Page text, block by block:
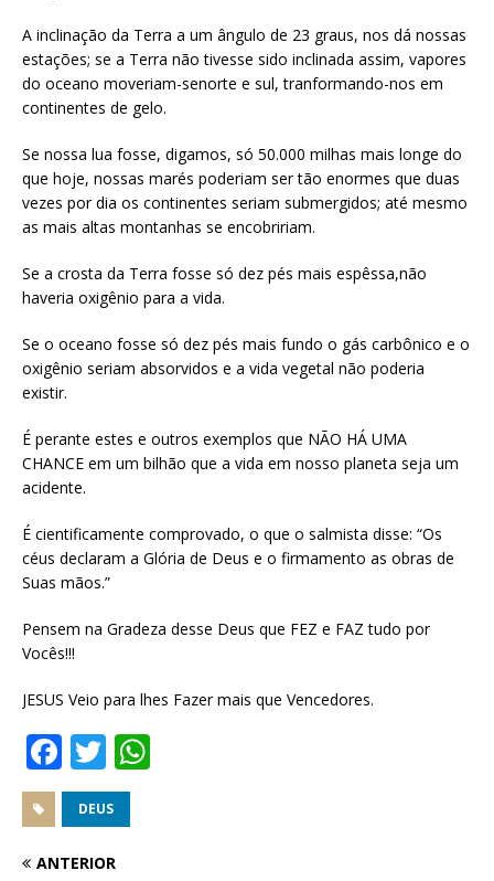
A inclinação da Terra a um ângulo de 23 graus, nos dá nossas
estações; se a Terra não tivesse sido inclinada assim, vapores
do oceano moveriam-senorte e sul, tranformando-nos em
continentes de gelo.
Se nossa lua fosse, digamos, só 50.000 milhas mais longe do
que hoje, nossas marés poderiam ser tão enormes que duas
vezes por dia os continentes seriam submergidos; até mesmo
as mais altas montanhas se encobririam.
Se a crosta da Terra fosse só dez pés mais espêssa,não
haveria oxigênio para a vida.
Se o oceano fosse só dez pés mais fundo o gás carbônico e o
oxigênio seriam absorvidos e a vida vegetal não poderia
existir.
É perante estes e outros exemplos que NÃO HÁ UMA
CHANCE em um bilhão que a vida em nosso planeta seja um
acidente.
É cientificamente comprovado, o que o salmista disse: “Os
céus declaram a Glória de Deus e o firmamento as obras de
Suas mãos.”
Pensem na Gradeza desse Deus que FEZ e FAZ tudo por
Vocês!!!
JESUS Veio para lhes Fazer mais que Vencedores.
F
a
c
e
T
w
it
te
DEUS
ANTERIOR